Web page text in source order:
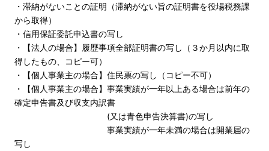
・滞納がないことの証明（滞納がない旨の証明書を役場税務課
から取得）
・信用保証委託申込書の写し
・【法人の場合】履歴事項全部証明書の写し（３か月以内に取
得したもの、コピー可）
・【個人事業主の場合】住民票の写し（コピー不可）
・【個人事業主の場合】事業実績が一年以上ある場合は前年の
確定申告書及び収支内訳書
(又は青色申告決算書)の写し
事業実績が一年未満の場合は開業届の
写し